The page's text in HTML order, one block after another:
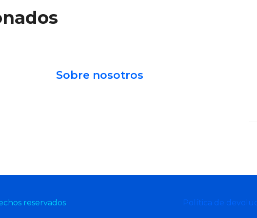
Sobre nosotros
reservados Política de